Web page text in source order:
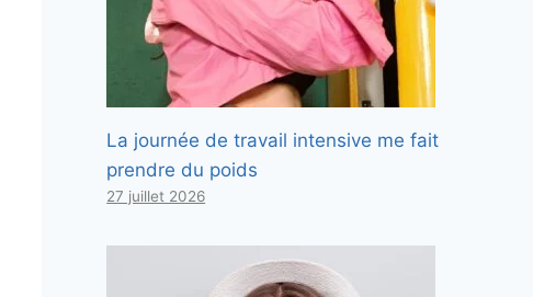
La journée de travail intensive me fait
prendre du poids
27 juillet 2026